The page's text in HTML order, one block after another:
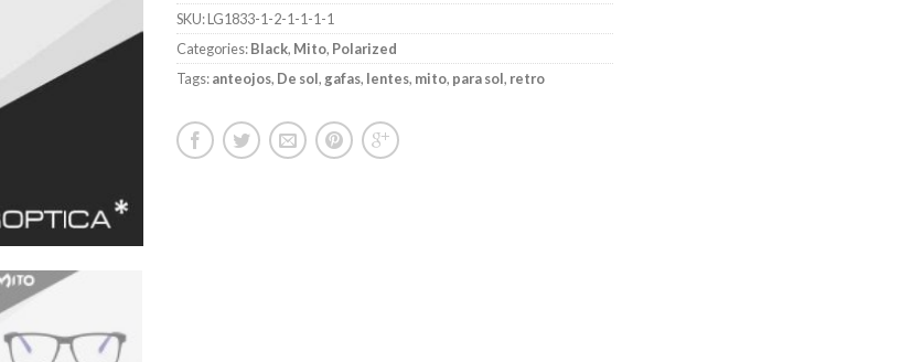
SKU:LG1833-1-2-1-1-1-1
Categories:Black, Mito, Polarized
Tags:anteojos, De sol, gafas, lentes, mito, para sol, retro